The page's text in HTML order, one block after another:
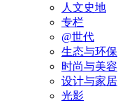
人文史地
专栏
@世代
生态与环保
时尚与美容
设计与家居
光影